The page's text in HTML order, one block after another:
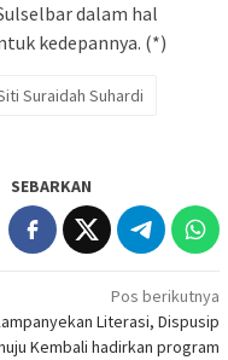
dalam hal
kedepannya. (*)
Suraidah Suhardi
SEBARKAN
Pos berikutnya
Literasi, Dispusip
Kembali hadirkan program